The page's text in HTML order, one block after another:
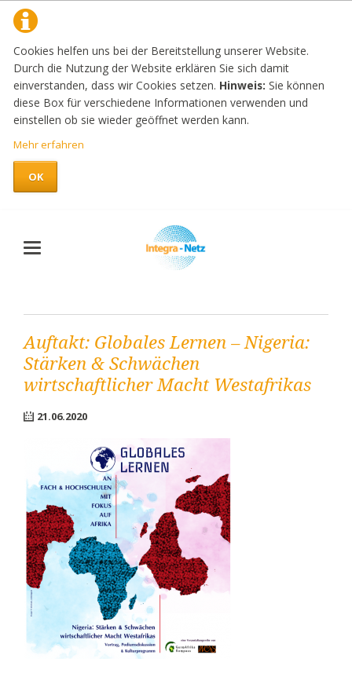
Cookies helfen uns bei der Bereitstellung unserer Website.
Durch die Nutzung der Website erklären Sie sich damit
einverstanden, dass wir Cookies setzen. Hinweis: Sie können
diese Box für verschiedene Informationen verwenden und
einstellen ob sie wieder geöffnet werden kann.
Mehr erfahren
OK
Auftakt: Globales Lernen – Nigeria:
Stärken & Schwächen
wirtschaftlicher Macht Westafrikas
21.06.2020